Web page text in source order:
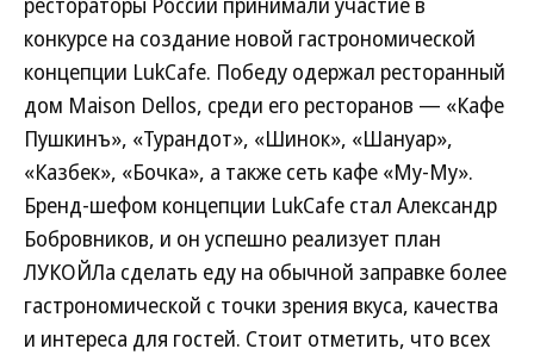
конкурсе на создание новой гастрономической
концепции LukCafe. Победу одержал ресторанный
дом Maison Dellos, среди его ресторанов — «Кафе
Пушкинъ», «Турандот», «Шинок», «Шануар»,
«Казбек», «Бочка», а также сеть кафе «Му-Му».
Бренд-шефом концепции LukCafe стал Александр
Бобровников, и он успешно реализует план
ЛУКОЙЛа сделать еду на обычной заправке более
гастрономической с точки зрения вкуса, качества
и интереса для гостей. Стоит отметить, что всех